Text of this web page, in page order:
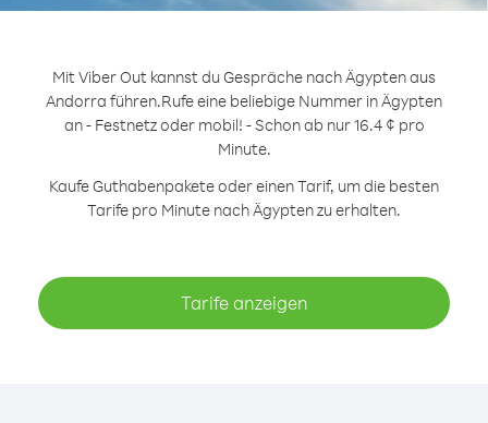
Mit Viber Out kannst du Gespräche nach Ägypten aus
Andorra führen.Rufe eine beliebige Nummer in Ägypten
an - Festnetz oder mobil! - Schon ab nur 16.4 ¢ pro
Minute.
Kaufe Guthabenpakete oder einen Tarif, um die besten
Tarife pro Minute nach Ägypten zu erhalten.
Tarife anzeigen